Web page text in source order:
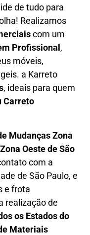
de tudo para
Realizamos
com um
Profissional ,
móveis,
a Karreto
, ideais para quem
Carreto
Mudanças Zona
Oestede São
com a
de São Paulo, e
e frota
realização de
os Estados do
Materiais